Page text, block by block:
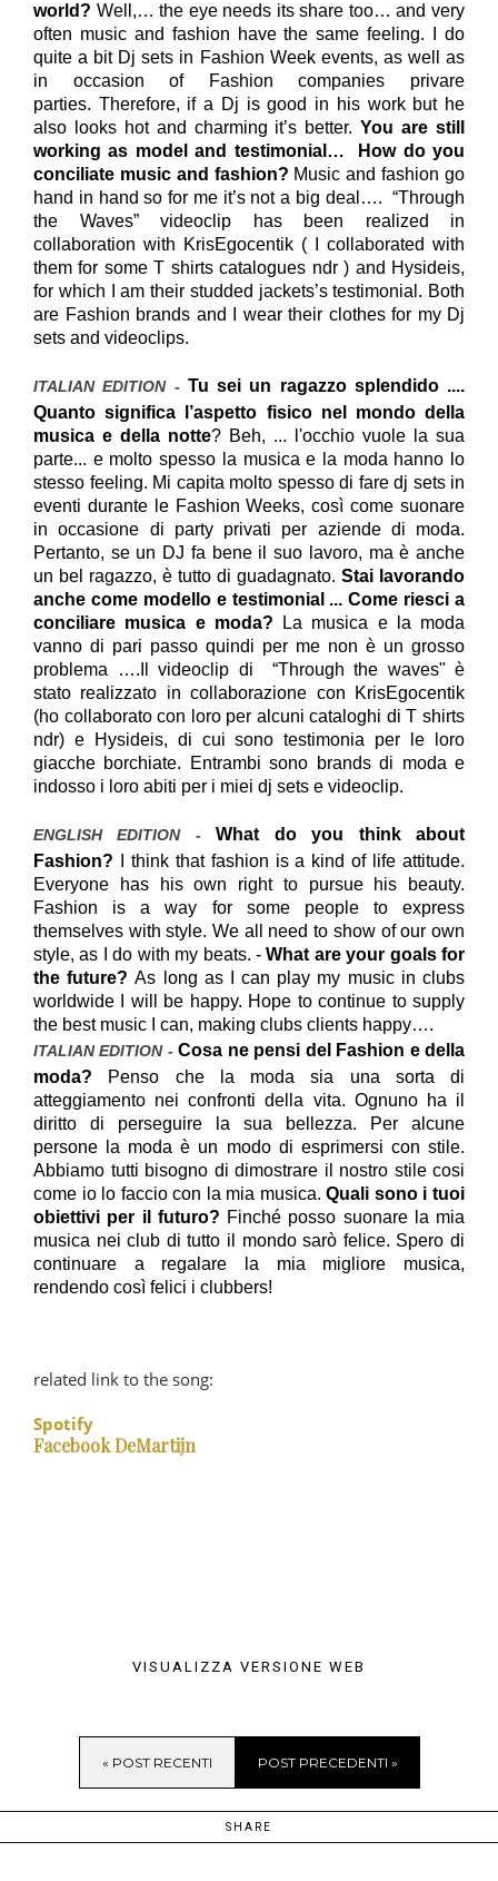
world? Well,… the eye needs its share too… and very
often music and fashion have the same feeling.
I do
quite a bit Dj sets in Fashion Week events, as well as
in occasion of Fashion companies privare
parties. Therefore, if a Dj is good in his work but he
also looks hot and charming it’s better.You are still
working as model and testimonial… How do you
conciliate music and fashion? Music and fashion go
hand in hand so for me it’s not a big deal…. “Through
the Waves” videoclip has been realized in
collaboration with KrisEgocentik ( I collaborated with
them for some T shirts catalogues ndr ) and Hysideis,
for which I am their studded jackets’s testimonial. Both
are Fashion brands and I wear their clothes for my Dj
sets and videoclips.
ITALIAN EDITION - Tu sei un ragazzo splendido ....
Quanto significa l’aspetto fisico nel mondo della
musica e della notte? Beh, ... l'occhio vuole la sua
parte... e molto spesso la musica e la moda hanno lo
stesso feeling. Mi capita molto spesso di fare dj sets in
eventi durante le Fashion Weeks, così come suonare
in occasione di party privati per aziende di moda.
Pertanto, se un DJ fa bene il suo lavoro, ma è anche
un bel ragazzo, è tutto di guadagnato. Stai lavorando
anche come modello e testimonial ... Come riesci a
conciliare musica e moda?
La musica e la moda
vanno di pari passo quindi per me non è un grosso
problema ….Il videoclip di “Through the waves" è
stato realizzato in collaborazione con KrisEgocentik
(ho collaborato con loro per alcuni cataloghi di T shirts
ndr) e Hysideis, di cui sono testimonia per le loro
giacche borchiate. Entrambi sono brands di moda e
indosso i loro abiti per i miei dj sets e videoclip.
ENGLISH EDITION -What do you think about
Fashion?
I think that fashion is a kind of life attitude.
Everyone has his own right to pursue his beauty.
Fashion is a way for some people to express
themselves with style. We all need to show of our own
style, as I do with my beats. -What are your goals for
the future?As long as I can play my musicin clubs
worldwide I will be happy. Hope to continue to supply
the best music I can, making clubs clients happy….
ITALIAN EDITION -Cosa ne pensi del Fashion e della
moda?
Penso che la moda sia una sorta di
atteggiamento nei confronti della vita. Ognuno ha il
diritto di perseguire la sua bellezza. Per alcune
persone la modaè un modo di esprimersi con stile.
Abbiamo tutti bisogno di dimostrare il nostro stile cosi
come io lo faccio con la mia musica.Quali sono i tuoi
obiettivi per il futuro? Finché posso suonare la mia
musica nei club di tutto il mondo sarò felice. Spero di
continuare a regalare la mia migliore musica,
rendendo così felici i clubbers!
related link to the song:
Spotify
Facebook DeMartijn
VISUALIZZA VERSIONE WEB
« POST RECENTI POST PRECEDENTI »
SHARE